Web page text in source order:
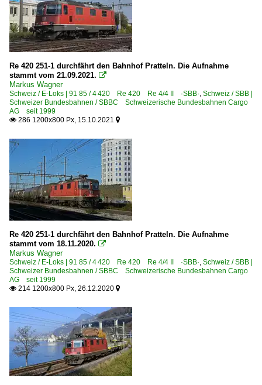
Re 420 251-1 durchfährt den Bahnhof Pratteln. Die Aufnahme
stammt vom 21.09.2021. 
Markus Wagner
Schweiz / E-Loks | 91 85 / 4 420 Re 420 Re 4/4 II ·SBB·, Schweiz / SBB |
Schweizer Bundesbahnen / SBBC Schweizerische Bundesbahnen Cargo
AG seit 1999
 286 1200x800 Px, 15.10.2021 
Re 420 251-1 durchfährt den Bahnhof Pratteln. Die Aufnahme
stammt vom 18.11.2020. 
Markus Wagner
Schweiz / E-Loks | 91 85 / 4 420 Re 420 Re 4/4 II ·SBB·, Schweiz / SBB |
Schweizer Bundesbahnen / SBBC Schweizerische Bundesbahnen Cargo
AG seit 1999
 214 1200x800 Px, 26.12.2020 